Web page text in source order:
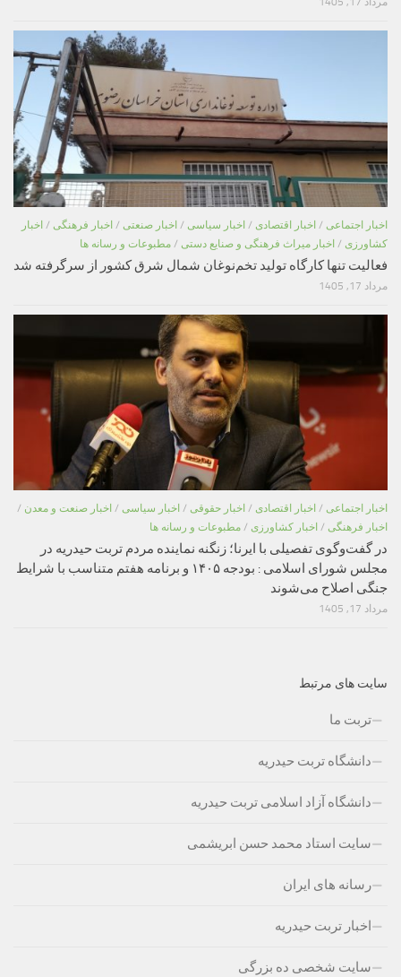
اخبار اجتماعی / اخبار اقتصادی / اخبار سیاسی / اخبار صنعتی / اخبار فرهنگی / اخبار
کشاورزی / اخبار میراث فرهنگی و صنایع دستی / مطبوعات و رسانه ها
فعالیت تنها کارگاه تولید تخم‌نوغان شمال شرق کشور از سرگرفته شد
مرداد 17, 1405
اخبار اجتماعی / اخبار اقتصادی / اخبار حقوقی / اخبار سیاسی / اخبار صنعت و معدن /
اخبار فرهنگی / اخبار کشاورزی / مطبوعات و رسانه ها
در گفت‌وگوی تفصیلی با ایرنا؛ زنگنه نماینده مردم تربت حیدریه در
مجلس شورای اسلامی : بودجه ۱۴۰۵ و برنامه هفتم متناسب با شرایط
جنگی اصلاح می‌شوند
مرداد 17, 1405
سایت های مرتبط
تربت ما
دانشگاه تربت حیدریه
دانشگاه آزاد اسلامی تربت حیدریه
سایت استاد محمد حسن ابریشمی
رسانه های ایران
اخبار تربت حیدریه
سایت شخصی ده بزرگی